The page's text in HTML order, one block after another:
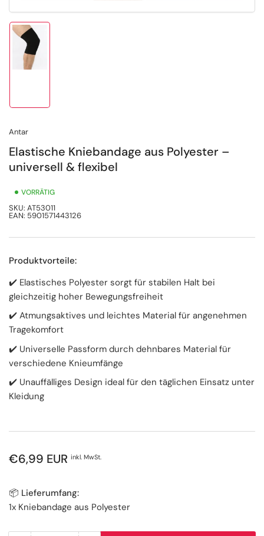
Bild
laden
Antar
Elastische Kniebandage aus Polyester –
universell & flexibel
VORRÄTIG
SKU: AT53011
EAN: 5901571443126
Produktvorteile:
✔️ Elastisches Polyester sorgt für stabilen Halt bei
gleichzeitig hoher Bewegungsfreiheit
✔️ Atmungsaktives und leichtes Material für angenehmen
Tragekomfort
✔️ Universelle Passform durch dehnbares Material für
verschiedene Knieumfänge
✔️ Unauffälliges Design ideal für den täglichen Einsatz unter
Kleidung
Normaler
€6,99 EUR inkl. MwSt.
📦 Lieferumfang:
1x Kniebandage aus Polyester